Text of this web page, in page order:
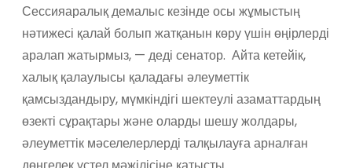
Сессияаралық демалыс кезінде осы жұмыстың
нәтижесі қалай болып жатқанын көру үшін өңірлерді
аралап жатырмыз, — деді сенатор. Айта кетейік,
халық қалаулысы қаладағы әлеуметтік
қамсыздандыру, мүмкіндігі шектеулі азаматтардың
өзекті сұрақтары және оларды шешу жолдары,
әлеуметтік мәселелерлерді талқылауға арналған